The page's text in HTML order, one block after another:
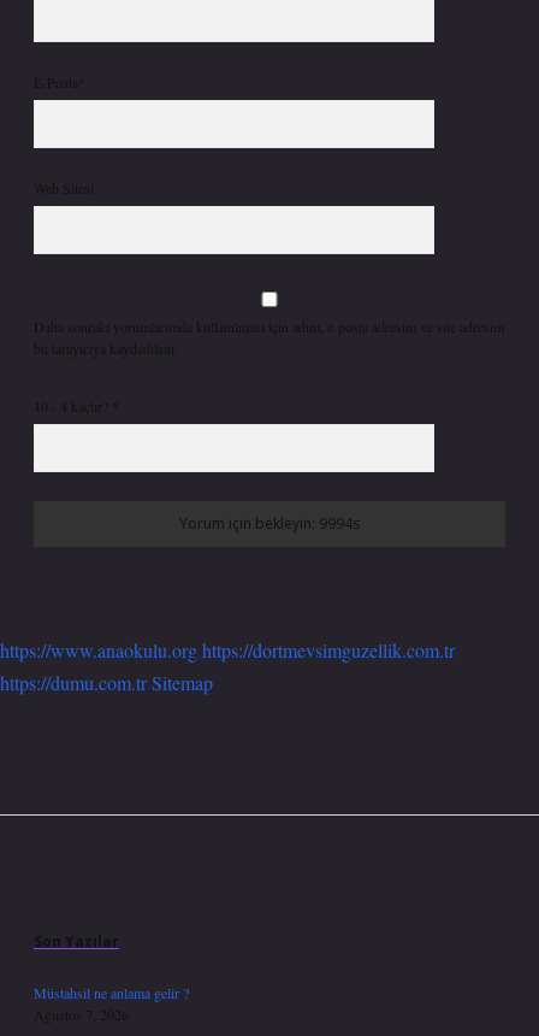
E-Posta*
Web Sitesi
Daha sonraki yorumlarımda kullanılması için adım, e-posta adresim ve site adresim
bu tarayıcıya kaydedilsin.
10 - 4 kaçtır?
https://www.anaokulu.orghttps://dortmevsimguzellik.com.tr
https://dumu.com.trSitemap
Son Yazılar
Müstahsil ne anlama gelir ?
Ağustos 7, 2026